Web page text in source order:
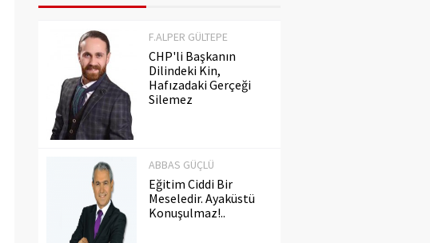
F.ALPER GÜLTEPE
CHP'li Başkanın
Dilindeki Kin,
Hafızadaki Gerçeği
Silemez
ABBAS GÜÇLÜ
Eğitim Ciddi Bir
Meseledir. Ayaküstü
Konuşulmaz!..